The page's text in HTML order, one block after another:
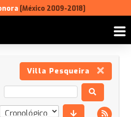
[México 2009-2018]
Villa Pesqueira